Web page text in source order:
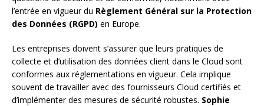
l’entrée en vigueur du Règlement Général sur la Protection
des Données (RGPD) en Europe.
Les entreprises doivent s’assurer que leurs pratiques de
collecte et d’utilisation des données client dans le Cloud sont
conformes aux réglementations en vigueur. Cela implique
souvent de travailler avec des fournisseurs Cloud certifiés et
d’implémenter des mesures de sécurité robustes. Sophie